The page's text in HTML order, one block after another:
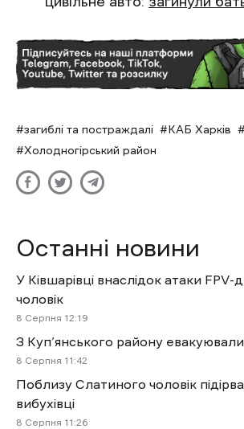
загиблі та постраждалі КАБ Харків
Холодногірський район
Останні новини
У Ківшарівці внаслідок атаки FPV-
чоловік
8 Cерпня 12:19
З Куп’янського району
8 Cерпня 11:42
Поблизу Слатиного чоловік
вибухівці
8 Cерпня 11:26